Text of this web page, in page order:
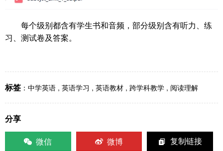
每个级别都含有学生书和音频，部分级别含有听力、练
习、测试卷及答案。
标签 ： 中学英语 , 英语学习 , 英语教材 , 跨学科教学 , 阅读理解
分享
微信
微博 复制链接